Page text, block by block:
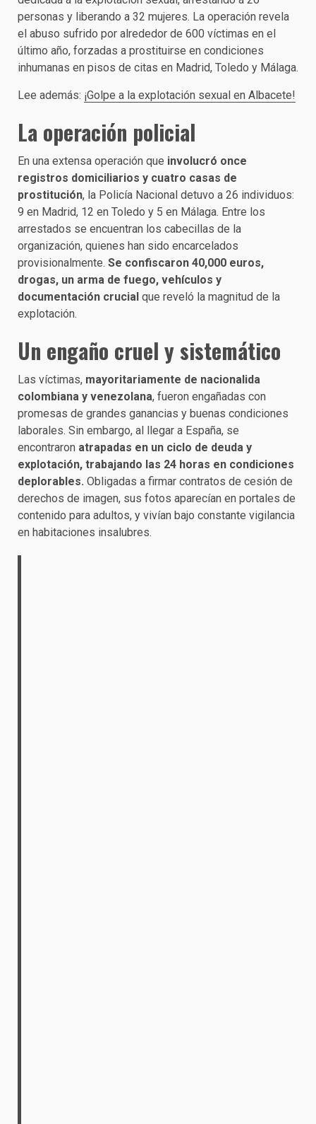
personas y liberando a 32 mujeres. La operación revela
el abuso sufrido por alrededor de 600 víctimas en el
último año, forzadas a prostituirse en condiciones
inhumanas en pisos de citas en Madrid, Toledo y Málaga.
Lee además: ¡Golpe a la explotación sexual en Albacete!
La operación policial
En una extensa operación que involucró once
registros domiciliarios y cuatro casas de
prostitución, la Policía Nacional detuvo a 26 individuos:
9 en Madrid, 12 en Toledo y 5 en Málaga. Entre los
arrestados se encuentran los cabecillas de la
organización, quienes han sido encarcelados
provisionalmente. Se confiscaron 40,000 euros,
drogas, un arma de fuego, vehículos y
documentación crucial que reveló la magnitud de la
explotación.
Un engaño cruel y sistemático
Las víctimas, mayoritariamente de nacionalida
colombiana y venezolana, fueron engañadas con
promesas de grandes ganancias y buenas condiciones
laborales. Sin embargo, al llegar a España, se
encontraron atrapadas en un ciclo de deuda y
explotación, trabajando las 24 horas en condiciones
deplorables. Obligadas a firmar contratos de cesión de
derechos de imagen, sus fotos aparecían en portales de
contenido para adultos, y vivían bajo constante vigilancia
en habitaciones insalubres.